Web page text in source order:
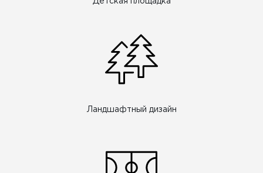
Ландшафтный дизайн